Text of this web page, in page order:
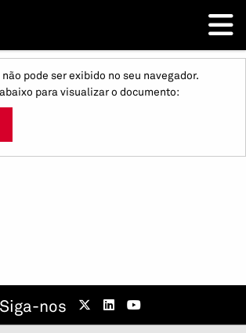
pode ser exibido no seu navegador.
para visualizar o documento:
Siga-nos